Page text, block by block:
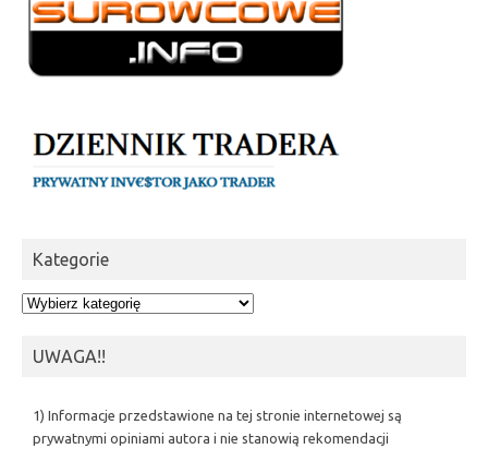
Kategorie
Kategorie
UWAGA!!
1) Informacje przedstawione na tej stronie internetowej są
prywatnymi opiniami autora i nie stanowią rekomendacji